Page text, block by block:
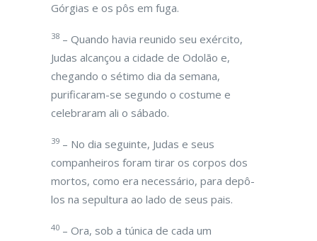
Górgias e os pôs em fuga.
38 – Quando havia reunido seu exército,
Judas alcançou a cidade de Odolão e,
chegando o sétimo dia da semana,
purificaram-se segundo o costume e
celebraram ali o sábado.
39 – No dia seguinte, Judas e seus
companheiros foram tirar os corpos dos
mortos, como era necessário, para depô-
los na sepultura ao lado de seus pais.
40 – Ora, sob a túnica de cada um